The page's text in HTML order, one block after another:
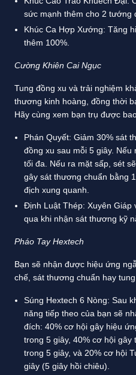
sức mạnh thêm cho 2 tướng
Khúc Ca Hợp Xướng: Tăng
thêm 100%.
Cường Khiên Cai Ngục
Tung đồng xu và trải nghiệm
thương kinh hoàng, đồng thời
Hãy cùng xem bạn trụ được
Phán Quyết: Giảm 30% sát
đồng xu sau mỗi 5 giây.
tối đa. Nếu ra mặt sấp, sét
gây sát thương chuẩn bằng
địch xung quanh.
Định Luật Thép: Xuyên Giáp
qua khi nhận sát thương kỹ
Pháo Tay Hextech
Bạn sẽ nhận được hiệu ứng
chế, sát thương chuẩn hay
Súng Hextech 6 Nòng: Sau
năng tiếp theo của bạn sẽ
đích: 40% cơ hội gây hiệu
trong 5 giây, 40% cơ hội
trong 5 giây, và 20% cơ hội
giây (5 giây hồi chiêu).